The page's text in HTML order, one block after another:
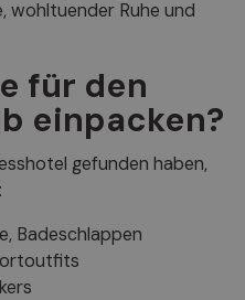
wohltuender Ruhe und
für den
einpacken?
gefunden haben,
Badeschlappen